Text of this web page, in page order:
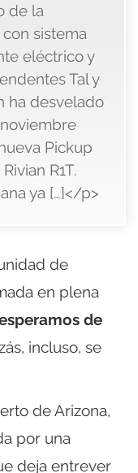
de la
sistema
eléctrico y
Tal y
ha desvelado
Pickup
R1T.
ya […]</p>
de
en plena
de
incluso, se
de Arizona,
por una
deja entrever